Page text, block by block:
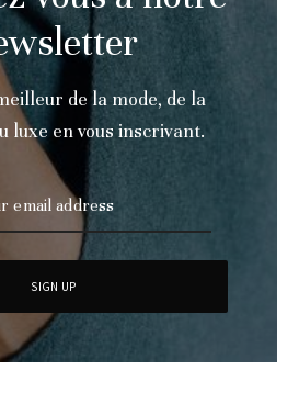
de la mode, de la
luxe en vous inscrivant.